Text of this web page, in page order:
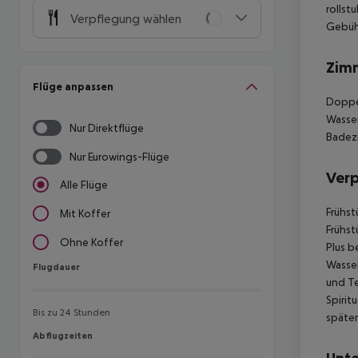
Verpflegung wählen
Flüge anpassen
Nur Direktflüge
Nur Eurowings-Flüge
Alle Flüge
Mit Koffer
Ohne Koffer
Flugdauer
Flugdauer
Bis zu 24 Stunden
Abflugzeiten
Abflugzeiten
Plus
und